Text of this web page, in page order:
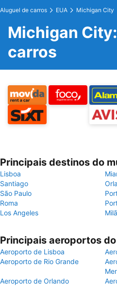
Aluguel de carros EUA Michigan City
Michigan
carros
Principais destinos do
Lisboa
Santiago
São Paulo
Roma
Los Angeles
Principais aeroportos
Aeroporto de Lisboa
Aeroporto de Rio Grande
Aeroporto de Orlando